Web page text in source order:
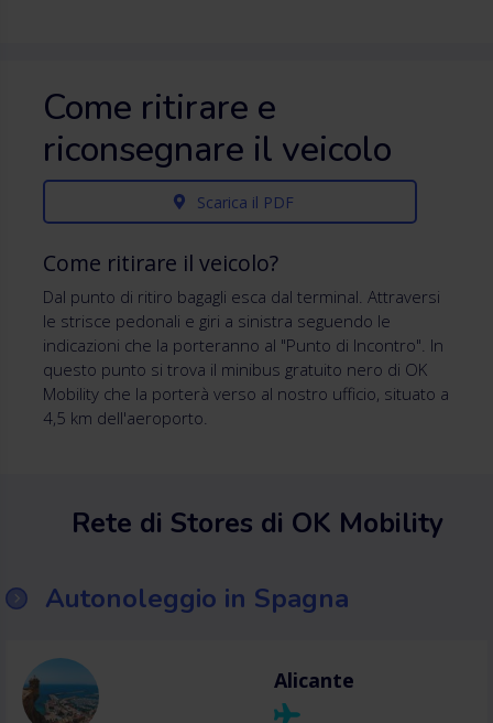
Come ritirare e
riconsegnare il veicolo
Scarica il PDF
Come ritirare il veicolo?
Dal punto di ritiro bagagli esca dal terminal. Attraversi
le strisce pedonali e giri a sinistra seguendo le
indicazioni che la porteranno al "Punto di Incontro". In
questo punto si trova il minibus gratuito nero di OK
Mobility che la porterà verso al nostro ufficio, situato a
4,5 km dell'aeroporto.
Rete di Stores di OK Mobility
Autonoleggio in Spagna
Alicante